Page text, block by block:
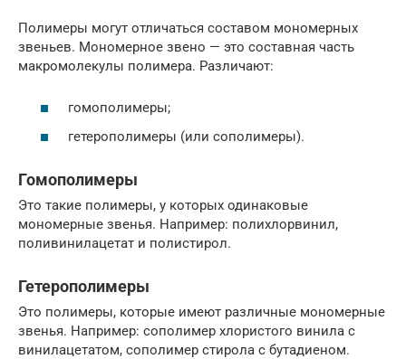
Полимеры могут отличаться составом мономерных
звеньев. Мономерное звено — это составная часть
макромолекулы полимера. Различают:
гомополимеры;
гетерополимеры (или сополимеры).
Гомополимеры
Это такие полимеры, у которых одинаковые
мономерные звенья. Например: полихлорвинил,
поливинилацетат и полистирол.
Гетерополимеры
Это полимеры, которые имеют различные мономерные
звенья. Например: сополимер хлористого винила с
винилацетатом, сополимер стирола с бутадиеном.